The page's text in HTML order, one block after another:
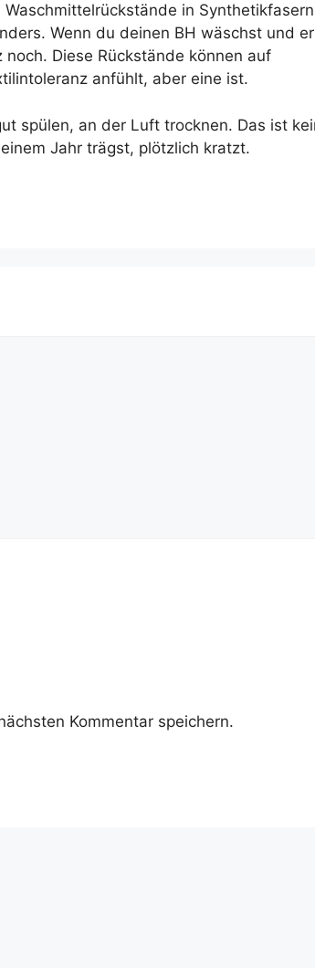
in Synthetikfasern
Wenn du deinen BH wäschst und er
Diese Rückstände können auf
anfühlt, aber eine ist.
spülen, an der Luft trocknen. Das ist
Jahr trägst, plötzlich kratzt.
Kommentar speichern.